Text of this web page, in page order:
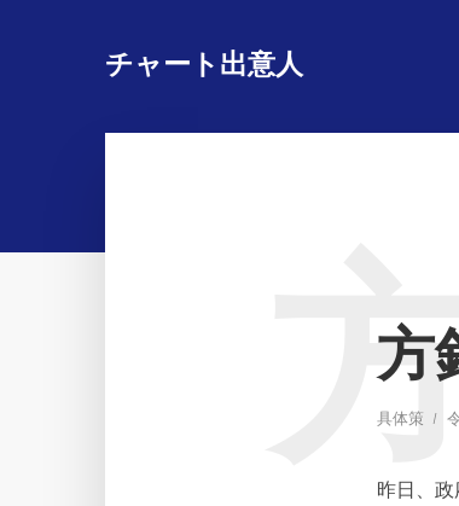
チャート出意人
方
具体策
昨日、